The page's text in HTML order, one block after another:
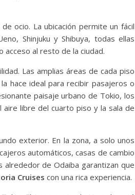
ocio. La ubicación permite un fácil
Shinjuku y Shibuya, todas ellas
acceso al resto de la ciudad.
Las amplias áreas de cada piso
hace ideal para recibir pasajeros o
paisaje urbano de Tokio, los
libre del cuarto piso y la sala de
exterior. En la zona, a solo unos
automáticos, casas de cambio
de Odaiba garantizan que
Cruises con una rica experiencia.